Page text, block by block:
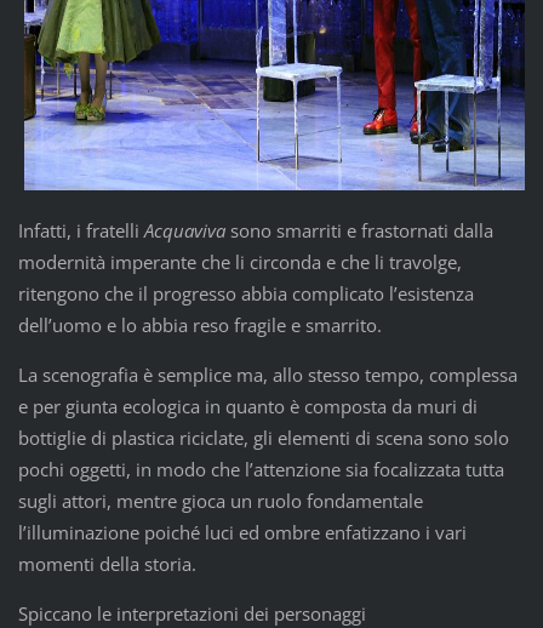
Infatti, i fratelliAcquavivasono smarriti e frastornati dalla
modernità imperante che li circonda e che li travolge,
ritengono che il progresso abbia complicato l’esistenza
dell’uomo e lo abbia reso fragile e smarrito.
La scenografia è semplice ma, allo stesso tempo, complessa
e per giunta ecologica in quanto è composta da muri di
bottiglie di plastica riciclate, gli elementi di scena sono solo
pochi oggetti, in modo che l’attenzione sia focalizzata tutta
sugli attori, mentre gioca un ruolo fondamentale
l’illuminazione poiché luci ed ombre enfatizzano i vari
momenti della storia.
Spiccano le interpretazioni dei personaggi